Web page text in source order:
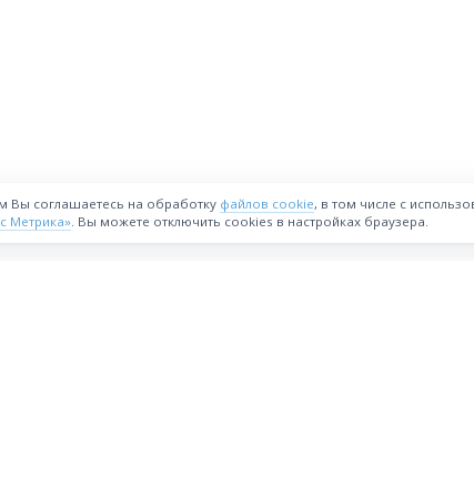
Вы соглашаетесь на обработку файлов cookie, в том числе с
Метрика». Вы можете отключить cookies в настройках браузера.